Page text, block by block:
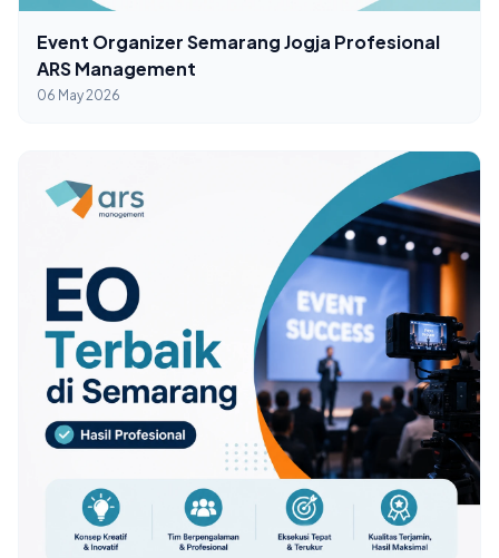
Event Organizer Semarang Jogja Profesional
ARS Management
06 May 2026